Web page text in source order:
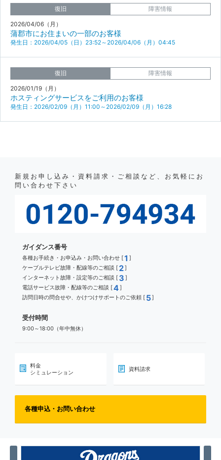
復旧 障害情報
2026/04/06（月）
蒲郡市にお住まいの一部のお客様
発生日：2026/04/05（日）23:52～2026/04/06（月）04:45
復旧 障害情報
2026/01/19（月）
ホスティングサービスをご利用のお客様
発生日：2026/02/09（月）11:00～2026/02/09（月）16:28
新規お申し込み・資料請求・ご相談など、お気軽にお
問い合わせ下さい
ガイダンス番号
各種お手続き・お申込み・お問い合わせ [1 ]
ケーブルテレビ故障・配線等のご相談 [ 2]
インターネット故障・設定等のご相談 [ 3 ]
電話サービス故障・配線等のご相談 [4]
訪問日時の問合せや、かけつけサポートのご依頼 [ 5]
受付時間
9:00～18:00（年中無休）
料金
シミュレーション
資料請求
各種申込・お問い合わせ